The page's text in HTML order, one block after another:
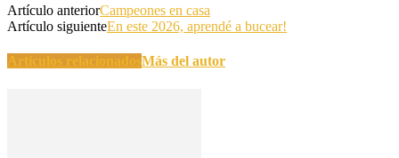
Artículo anteriorCampeones en casa
Artículo siguienteEn este 2026, aprendé a bucear!
Artículos relacionadosMás del autor